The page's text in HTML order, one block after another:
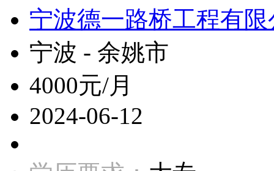
宁波德一路桥工程有限
宁波 - 余姚市
4000元/月
2024-06-12